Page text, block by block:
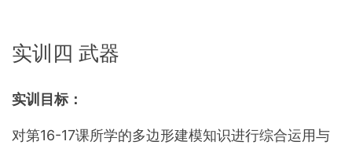
实训四 武器
实训目标：
对第16-17课所学的多边形建模知识进行综合运用与